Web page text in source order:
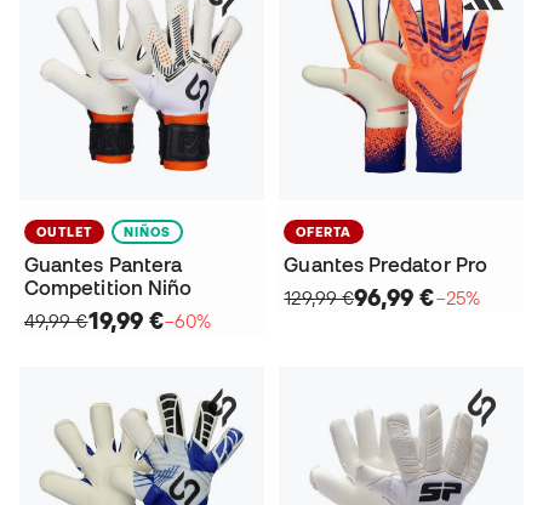
OUTLET NIÑOS
Guantes Pantera
Competition Niño
49,99 €19,99 €−60%
OFERTA
Guantes Predator Pro
129,99 €96,99 €−25%